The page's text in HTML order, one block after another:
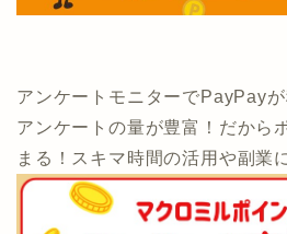
アンケートモニターでPayPayが
アンケートの量が豊富！だから
まる！スキマ時間の活用や副業